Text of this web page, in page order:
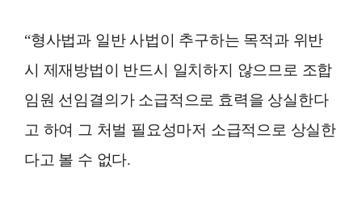
“형사법과 일반 사법이 추구하는 목적과 위반
시 제재방법이 반드시 일치하지 않으므로 조합
임원 선임결의가 소급적으로 효력을 상실한다
고 하여 그 처벌 필요성마저 소급적으로 상실한
다고 볼 수 없다.